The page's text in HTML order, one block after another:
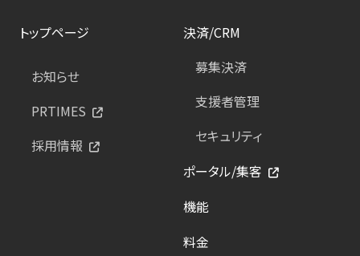
トップページ
お知らせ
PRTIMES
採用情報
決済/CRM
募集決済
支援者管理
セキュリティ
ポータル/集客
機能
料金